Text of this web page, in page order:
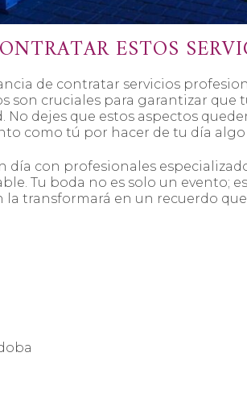
ESTOS
de contratar servicios
son cruciales para garantizar que
dejes que estos aspectos
como tú por hacer de tu día
con profesionales
Tu boda no es solo un evento;
transformará en un recuerdo